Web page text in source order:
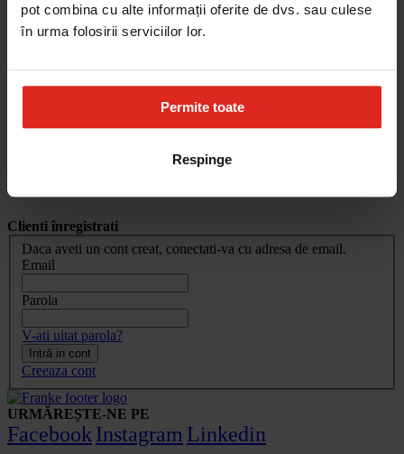
pot combina cu alte informații oferite de dvs. sau culese
în urma folosirii serviciilor lor.
Permite toate
Respinge
Cautare dupa produse
Cautare dupa piesa
Devino partener
Parteneri
Conectare client
Clienti înregistrati
Daca aveti un cont creat, conectati-va cu adresa de email.
Email
Parola
V-ati uitat parola?
Intră in cont
Creeaza cont
URMĂREȘTE-NE PE
FacebookInstagram Linkedin